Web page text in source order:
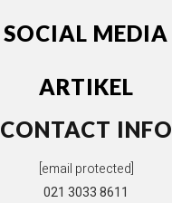
SOCIAL MEDIA
ARTIKEL
CONTACT INFO
[email protected]
021 3033 8611